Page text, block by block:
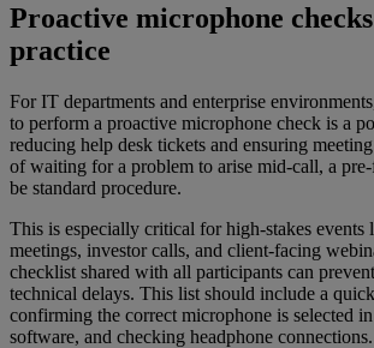
Proactive microphone
practice
For IT departments and enterprise
to perform a proactive microphone check is a
reducing help desk tickets and ensuring
of waiting for a problem to arise mid-call, a
be standard procedure.
This is especially critical for high-stakes events
meetings, investor calls, and client-facing
checklist shared with all participants can
technical delays. This list should include a
confirming the correct microphone is selected
software, and checking headphone connections.